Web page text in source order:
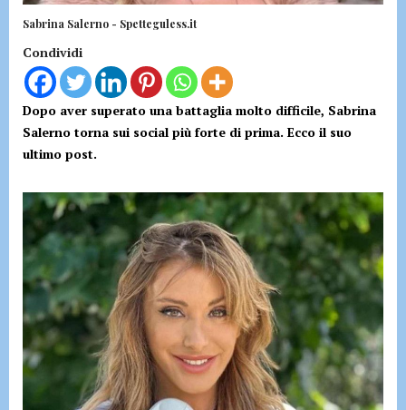
Sabrina Salerno - Spetteguless.it
Condividi
Dopo aver superato una battaglia molto difficile, Sabrina
Salerno torna sui social più forte di prima. Ecco il suo
ultimo post.